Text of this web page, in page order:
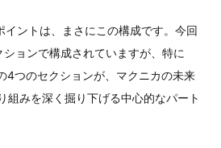
イントは、まさにこの構成です。今回
ョンで構成されていますが、特に
4つのセクションが、マクニカの未来
組みを深く掘り下げる中心的なパート